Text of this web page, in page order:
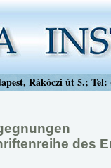
Rákóczi út 5.;
des